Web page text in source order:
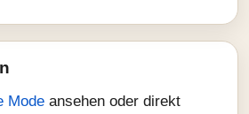
Mode ansehen oder direkt